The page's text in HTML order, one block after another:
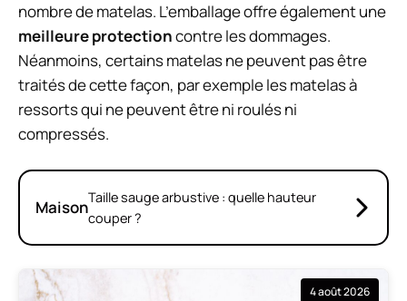
nombre de matelas. L’emballage offre également une
meilleure protectioncontre les dommages.
Néanmoins, certains matelas ne peuvent pas être
traités de cette façon, par exemple les matelas à
ressorts qui ne peuvent être ni roulés ni
compressés.
MaisonTaille sauge arbustive : quelle hauteur
couper ?
4 août 2026